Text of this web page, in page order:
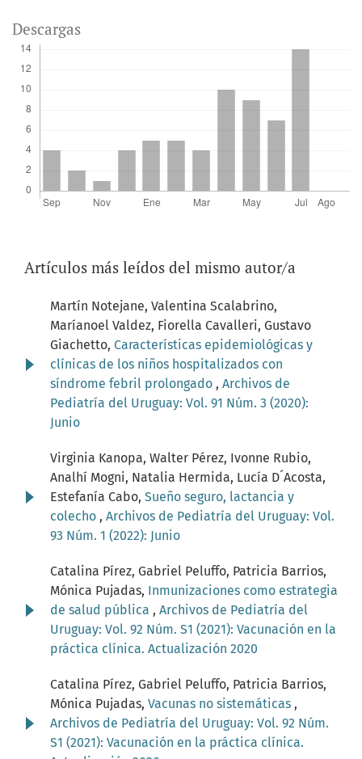
Descargas
Artículos más leídos del mismo autor/a
Martín Notejane, Valentina Scalabrino,
Maríanoel Valdez, Fiorella Cavalleri, Gustavo
Giachetto, Características epidemiológicas y
clínicas de los niños hospitalizados con
síndrome febril prolongado , Archivos de
Pediatría del Uruguay: Vol. 91 Núm. 3 (2020):
Junio
Virginia Kanopa, Walter Pérez, Ivonne Rubio,
Analhí Mogni, Natalia Hermida, Lucía D´Acosta,
Estefanía Cabo, Sueño seguro, lactancia y
colecho , Archivos de Pediatría del Uruguay: Vol.
93 Núm. 1 (2022): Junio
Catalina Pírez, Gabriel Peluffo, Patricia Barrios,
Mónica Pujadas, Inmunizaciones como estrategia
de salud pública , Archivos de Pediatría del
Uruguay: Vol. 92 Núm. S1 (2021): Vacunación en la
práctica clínica. Actualización 2020
Catalina Pírez, Gabriel Peluffo, Patricia Barrios,
Mónica Pujadas, Vacunas no sistemáticas ,
Archivos de Pediatría del Uruguay: Vol. 92 Núm.
S1 (2021): Vacunación en la práctica clínica.